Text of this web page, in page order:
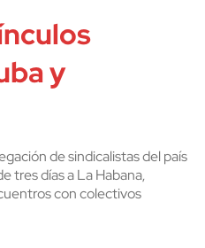
y
de sindicalistas del país
tres días a La Habana,
con colectivos